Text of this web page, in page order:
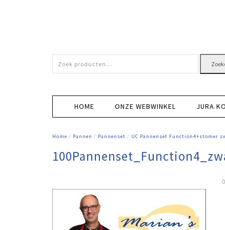
Zoeken
naar:
HOME ONZE WEBWINKEL JURA
Home / Pannen / Pannenset / UC Pannenset Function4+stomer